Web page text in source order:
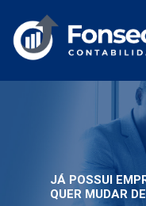
JÁ POSSUI
QUER MUDAR